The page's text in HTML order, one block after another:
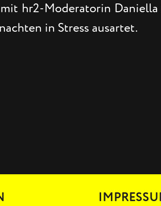
hr2-Moderatorin Daniella
in Stress ausartet.